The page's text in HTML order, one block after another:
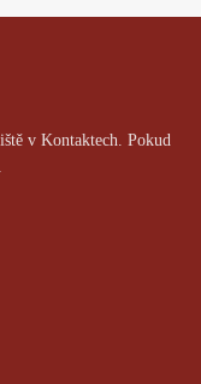
v Kontaktech. Pokud